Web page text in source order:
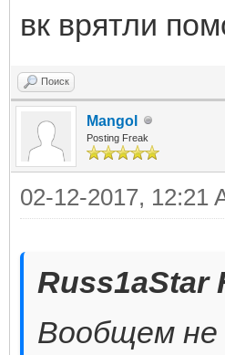
вк врятли
Поиск
Mangol
Posting Freak
02-12-2017, 12:21
Russ1aStar
Вообщем не